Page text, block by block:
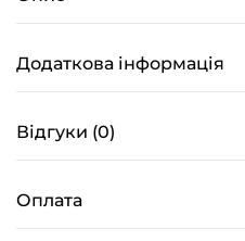
липке
з
чорному
кількість
Додаткова інформація
Відгуки (0)
Оплата